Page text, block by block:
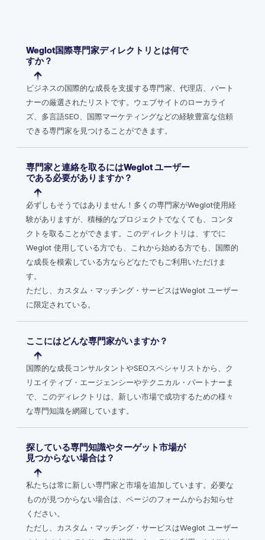
Weglot国際専門家ディレクトリとは何で
すか？
ビジネスの国際的な成長を支援する専門家、代理店、パート
ナーの厳選されたリストです。ウェブサイトのローカライ
ズ、多言語SEO、国際マーケティングなどの経験豊富な信頼
できる専門家を見つけることができます。
専門家と連絡を取るにはWeglot ユーザー
である必要がありますか？
必ずしもそうではありません！多くの専門家がWeglot使用経
験がありますが、積極的なプロジェクトでなくても、コンタ
クトを取ることができます。このディレクトリは、すでに
Weglot 使用している方でも、これから始める方でも、国際的
な成長を模索している方ならどなたでもご利用いただけま
す。
ただし、カスタム・マッチング・サービスはWeglot ユーザー
に限定されている。
ここにはどんな専門家がいますか？
国際的な成長コンサルタントやSEOスペシャリストから、ク
リエイティブ・エージェンシーやテクニカル・パートナーま
で、このディレクトリは、新しい市場で成功するための様々
な専門知識を網羅しています。
探している専門知識やターゲット市場が
見つからない場合は？
私たちは常に新しい専門家と市場を追加しています。必要な
ものが見つからない場合は、ページのフォームからお知らせ
ください。
ただし、カスタム・マッチング・サービスはWeglot ユーザー